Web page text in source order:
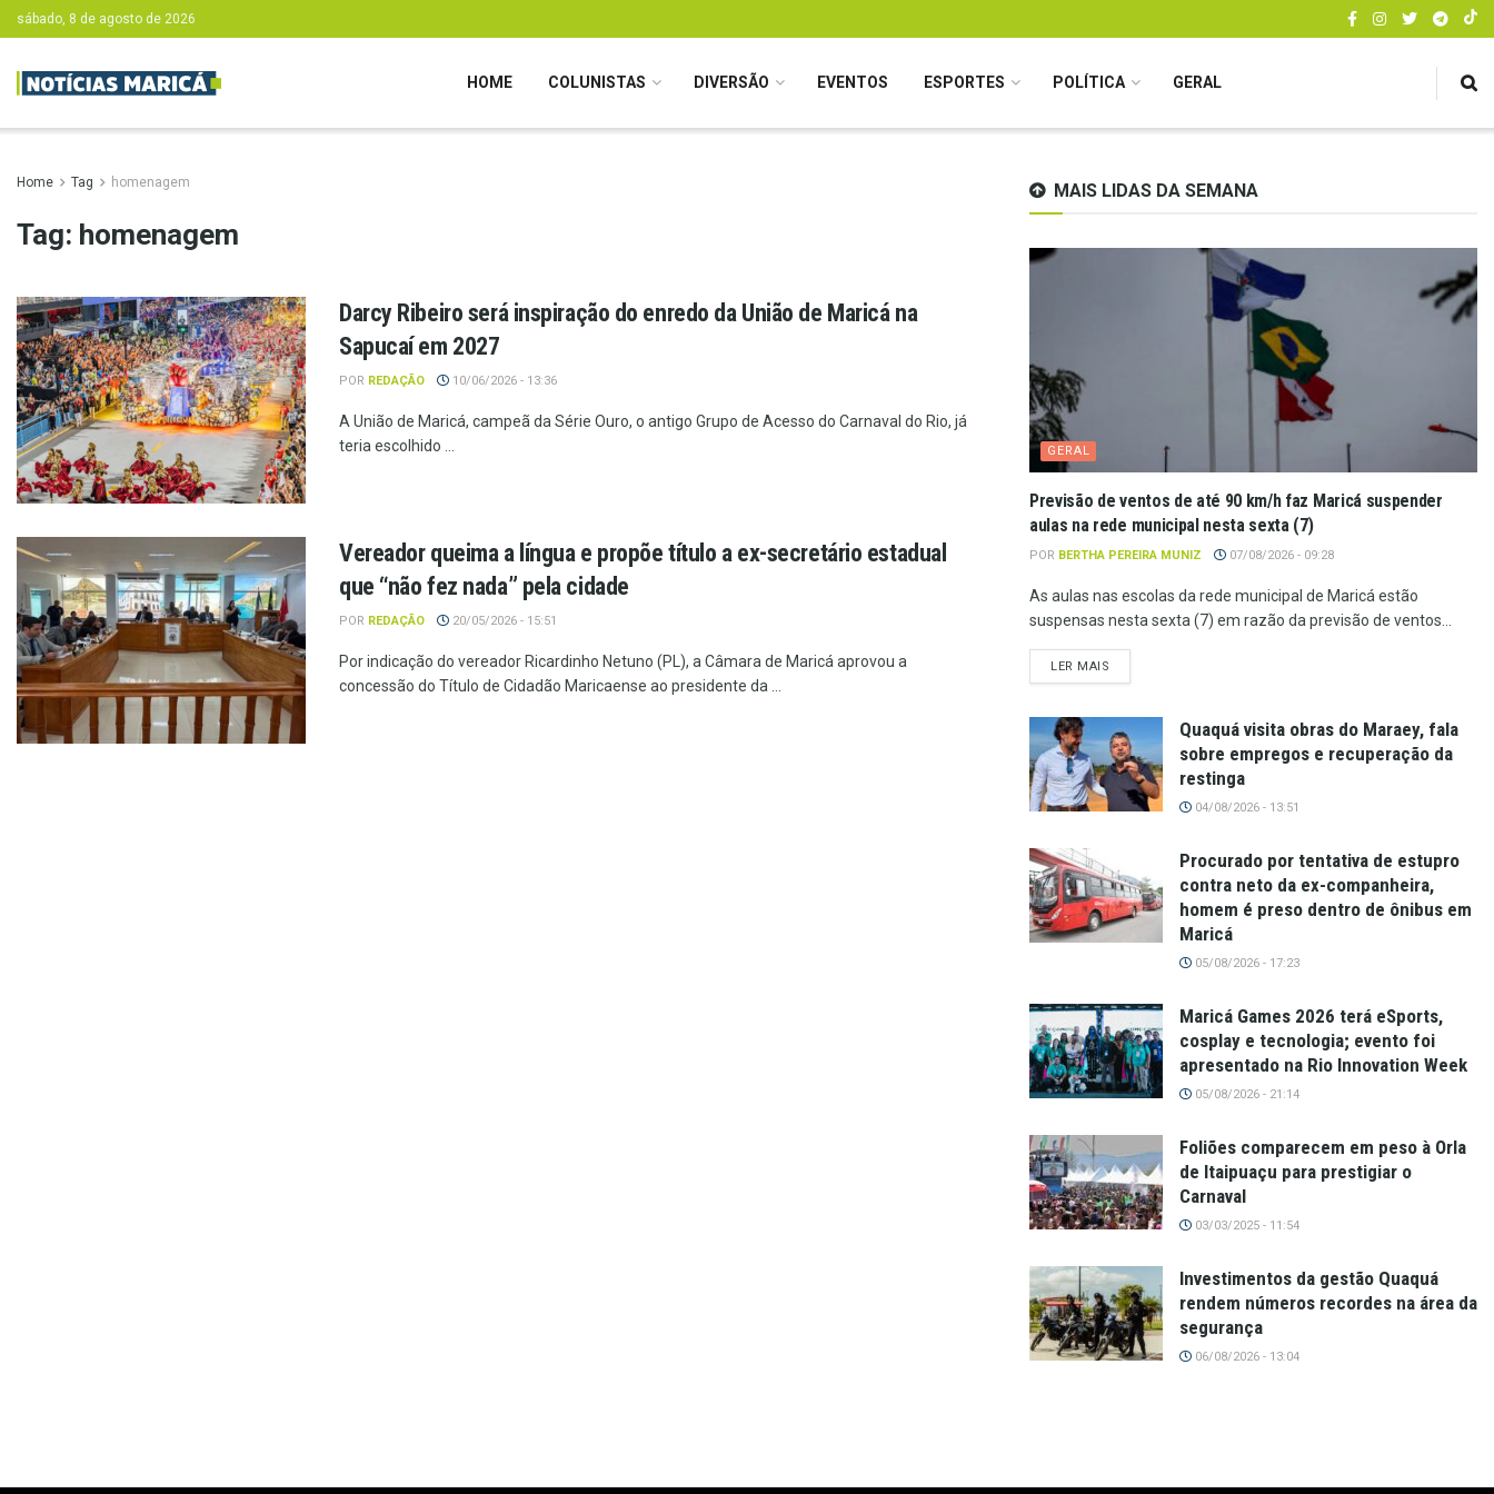
sábado, 8 de agosto de 2026
HOME COLUNISTAS DIVERSÃO EVENTOS ESPORTES POLÍTICA GERAL
Home Tag homenagem
Tag: homenagem
Darcy Ribeiro será inspiração do enredo da União de Maricá na
Sapucaí em 2027
POR REDAÇÃO 10/06/2026 - 13:36
A União de Maricá, campeã da Série Ouro, o antigo Grupo de Acesso do Carnaval do Rio, já
teria escolhido ...
Vereador queima a língua e propõe título a ex-secretário estadual
que “não fez nada” pela cidade
POR REDAÇÃO 20/05/2026 - 15:51
Por indicação do vereador Ricardinho Netuno (PL), a Câmara de Maricá aprovou a
concessão do Título de Cidadão Maricaense ao presidente da ...
MAIS LIDAS DA SEMANA
GERAL
Previsão de ventos de até 90 km/h faz Maricá suspender
aulas na rede municipal nesta sexta (7)
POR BERTHA PEREIRA MUNIZ 07/08/2026 - 09:28
As aulas nas escolas da rede municipal de Maricá estão
suspensas nesta sexta (7) em razão da previsão de ventos...
LER MAIS
Quaquá visita obras do Maraey, fala
sobre empregos e recuperação da
restinga
04/08/2026 - 13:51
Procurado por tentativa de estupro
contra neto da ex-companheira,
homem é preso dentro de ônibus em
Maricá
05/08/2026 - 17:23
Maricá Games 2026 terá eSports,
cosplay e tecnologia; evento foi
apresentado na Rio Innovation Week
05/08/2026 - 21:14
Foliões comparecem em peso à Orla
de Itaipuaçu para prestigiar o
Carnaval
03/03/2025 - 11:54
Investimentos da gestão Quaquá
rendem números recordes na área da
segurança
06/08/2026 - 13:04